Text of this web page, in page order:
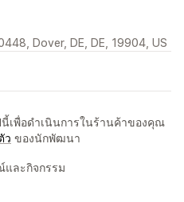
Dover, DE, DE, 19904, US
เพื่อดำเนินการในร้านค้าของคุณ
ว ของนักพัฒนา
ละกิจกรรม